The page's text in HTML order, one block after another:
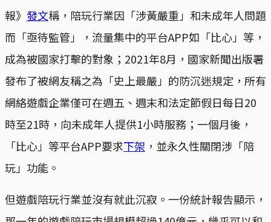
報》 發文稱，陪玩行業因「涉黃嚴重」和未成年人問題
而「亟待監管」，流量集中的平台APP如「比心」等，
成為被國家打擊的對象；2021年8月，國家新聞出版署
發布了被網友稱之為「史上最嚴」的防沉迷規定，所有
網絡遊戲企業僅可在週五、週末和法定節假日每日20
時至21時，向未成年人提供1小時服務；一個月後，
「比心」等平台APP要求下架 ，並永久性關閉涉「陪
玩」功能。
但遊戲陪玩行業並沒有就此沉寂。一份統計報告顯示，